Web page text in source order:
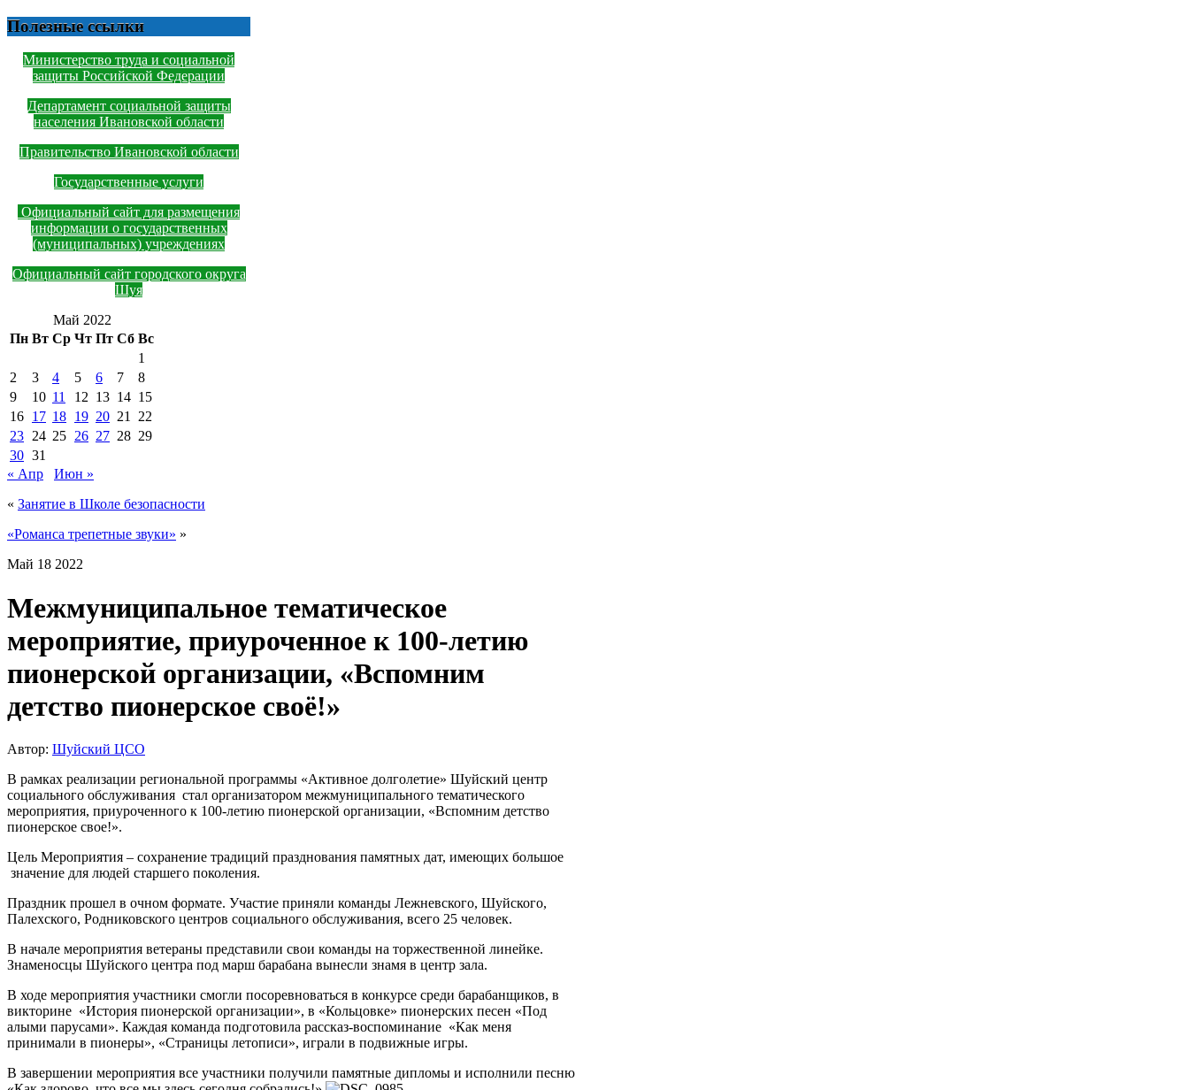
Полезные ссылки
Министерство труда и социальной
защиты Российской Федерации
Департамент социальной защиты
населения Ивановской области
Правительство Ивановской области
Государственные услуги
Официальный сайт для размещения
информации о государственных
(муниципальных) учреждениях
Официальный сайт городского округа
Шуя
Май 2022
Пн Вт Ср Чт Пт Сб Вс
1
2
3 4 5 6 7
8
9
10 11 12 13 14 15
16 17 18 19 20 21 22
23 24 25 26 27 28 29
30 31
« Апр
Июн »
« Занятие в Школе безопасности
«Романса трепетные звуки» »
Май 18 2022
Межмуниципальное тематическое
мероприятие, приуроченное к 100-летию
пионерской организации, «Вспомним
детство пионерское своё!»
Автор: Шуйский ЦСО
В рамках реализации региональной программы «Активное долголетие» Шуйский центр
социального обслуживания стал организатором межмуниципального тематического
мероприятия, приуроченного к 100-летию пионерской организации, «Вспомним детство
пионерское свое!».
Цель Мероприятия – сохранение традиций празднования памятных дат, имеющих большое
значение для людей старшего поколения.
Праздник прошел в очном формате. Участие приняли команды Лежневского, Шуйского,
Палехского, Родниковского центров социального обслуживания, всего 25 человек.
В начале мероприятия ветераны представили свои команды на торжественной линейке.
Знаменосцы Шуйского центра под марш барабана вынесли знамя в центр зала.
В ходе мероприятия участники смогли посоревноваться в конкурсе среди барабанщиков, в
викторине «История пионерской организации», в «Кольцовке» пионерских песен «Под
алыми парусами». Каждая команда подготовила рассказ-воспоминание «Как меня
принимали в пионеры», «Страницы летописи», играли в подвижные игры.
В завершении мероприятия все участники получили памятные дипломы и исполнили песню